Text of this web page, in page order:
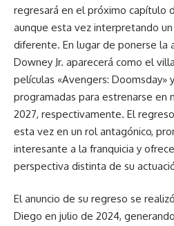
regresará en el próximo capítulo
aunque esta vez interpretando
diferente. En lugar de ponerse la
Downey Jr. aparecerá como el
películas «Avengers: Doomsday»
programadas para estrenarse en
2027, respectivamente. El
esta vez en un rol antagónico,
interesante a la franquicia y
perspectiva distinta de su
El anuncio de su regreso se
Diego en julio de 2024,